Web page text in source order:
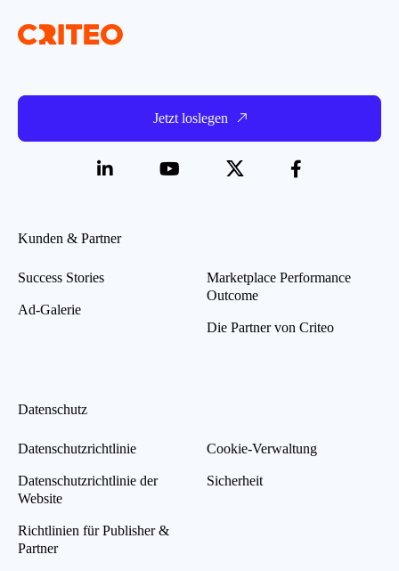
Jetzt loslegen
Kunden & Partner
Success Stories
Ad-Galerie
Marketplace Performance
Outcome
Die Partner von Criteo
Datenschutz
Datenschutzrichtlinie
Datenschutzrichtlinie der
Website
Richtlinien für Publisher &
Partner
Cookie-Verwaltung
Sicherheit